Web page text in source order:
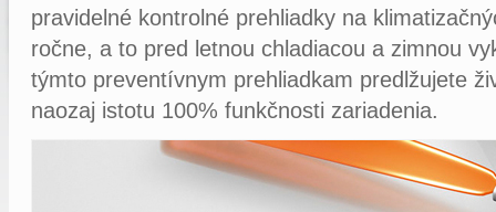
pravidelné kontrolné prehliadky na
ročne, a to pred letnou chladiacou a zimnou
týmto preventívnym prehliadkam predlžujete
naozaj istotu 100% funkčnosti zariadenia.